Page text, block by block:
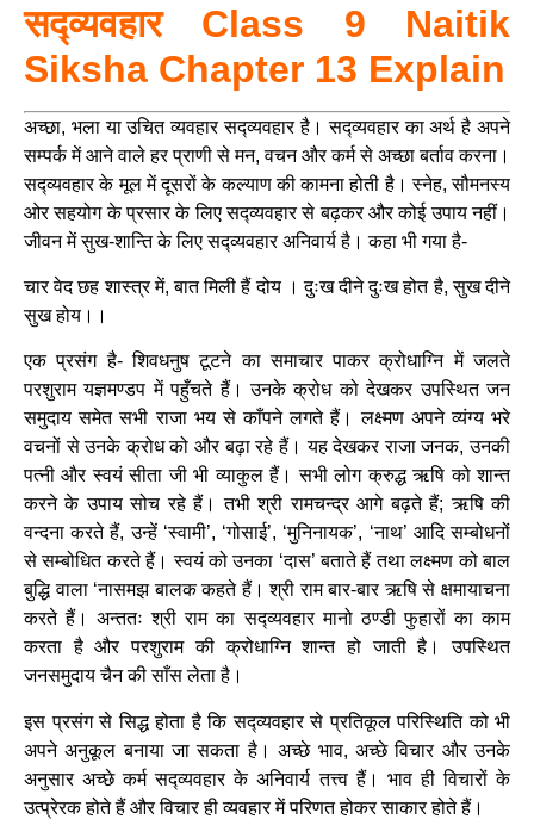
सद्व्यवहार Class 9 Naitik
Siksha Chapter 13 Explain
अच्छा, भला या उचित व्यवहार सद्व्यवहार है। सद्व्यवहार का अर्थ है अपने
सम्पर्क में आने वाले हर प्राणी से मन, वचन और कर्म से अच्छा बर्ताव करना।
सद्व्यवहार के मूल में दूसरों के कल्याण की कामना होती है। स्नेह, सौमनस्य
ओर सहयोग के प्रसार के लिए सद्व्यवहार से बढ़कर और कोई उपाय नहीं।
जीवन में सुख-शान्ति के लिए सद्व्यवहार अनिवार्य है। कहा भी गया है-
चार वेद छह शास्त्र में, बात मिली हैं दोय । दुःख दीने दुःख होत है, सुख दीने
सुख होय।।
एक प्रसंग है- शिवधनुष टूटने का समाचार पाकर क्रोधाग्नि में जलते
परशुराम यज्ञमण्डप में पहुँचते हैं। उनके क्रोध को देखकर उपस्थित जन
समुदाय समेत सभी राजा भय से काँपने लगते हैं। लक्ष्मण अपने व्यंग्य भरे
वचनों से उनके क्रोध को और बढ़ा रहे हैं। यह देखकर राजा जनक, उनकी
पत्नी और स्वयं सीता जी भी व्याकुल हैं। सभी लोग क्रुद्ध ऋषि को शान्त
करने के उपाय सोच रहे हैं। तभी श्री रामचन्द्र आगे बढ़ते हैं; ऋषि की
वन्दना करते हैं, उन्हें ‘स्वामी’, ‘गोसाई’, ‘मुनिनायक’, ‘नाथ’ आदि सम्बोधनों
से सम्बोधित करते हैं। स्वयं को उनका ‘दास’ बताते हैं तथा लक्ष्मण को बाल
बुद्धि वाला ‘नासमझ बालक कहते हैं। श्री राम बार-बार ऋषि से क्षमायाचना
करते हैं। अन्ततः श्री राम का सद्व्यवहार मानो ठण्डी फुहारों का काम
करता है और परशुराम की क्रोधाग्नि शान्त हो जाती है। उपस्थित
जनसमुदाय चैन की साँस लेता है।
इस प्रसंग से सिद्ध होता है कि सद्व्यवहार से प्रतिकूल परिस्थिति को भी
अपने अनुकूल बनाया जा सकता है। अच्छे भाव, अच्छे विचार और उनके
अनुसार अच्छे कर्म सद्व्यवहार के अनिवार्य तत्त्व हैं। भाव ही विचारों के
उत्प्रेरक होते हैं और विचार ही व्यवहार में परिणत होकर साकार होते हैं।